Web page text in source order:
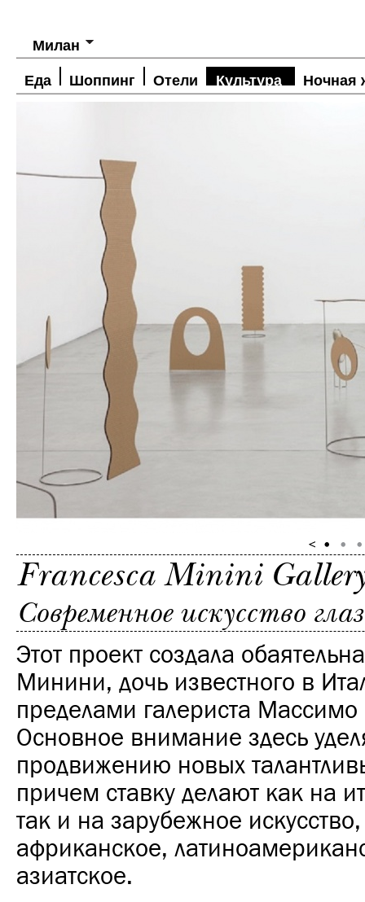
Милан
Еда Шоппинг Отели Культура Ночная
Francesca Minini
Современное искусство
Этот проект создала
Минини, дочь известного в
пределами галериста
Основное внимание здесь
продвижению новых
причем ставку делают как на
так и на зарубежное
африканское,
азиатское.